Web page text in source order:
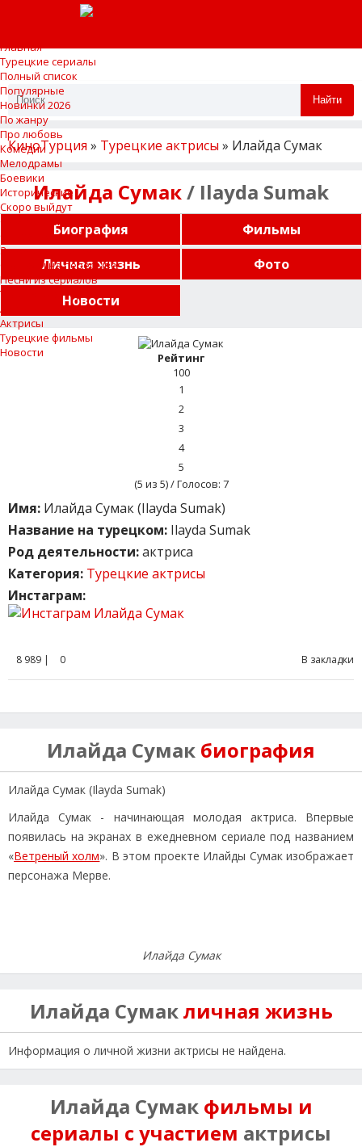
Главная
Турецкие сериалы
Полный список
Популярные
Новинки 2026
По жанру
Про любовь
Комедии
Мелодрамы
Боевики
Исторические
Скоро выйдут
Фрагменты
Описание серий
Завершенные сериалы
Сериалы на перерыве
Песни из сериалов
Турецкие актеры
Актеры
Актрисы
Турецкие фильмы
Новости
Найти
КиноТурция » Турецкие актрисы » Илайда Сумак
Илайда Сумак/ Ilayda Sumak
Биография
Фильмы
Личная жизнь
Фото
Новости
Рейтинг
100
1
2
3
4
5
(5 из 5) / Голосов: 7
Имя: Илайда Сумак (Ilayda Sumak)
Название на турецком: Ilayda Sumak
Род деятельности:актриса
Категория: Турецкие актрисы
Инстаграм:
8 989 | 0 В закладки
Илайда Сумак биография
Илайда Сумак (Ilayda Sumak)
Илайда Сумак - начинающая молодая актриса. Впервые
появилась на экранах в ежедневном сериале под названием
«Ветреный холм». В этом проекте Илайды Сумак изображает
персонажа Мерве.
Илайда Сумак
Илайда Сумакличная жизнь
Информация о личной жизни актрисы не найдена.
Илайда Сумак фильмы и
сериалы с участием актрисы